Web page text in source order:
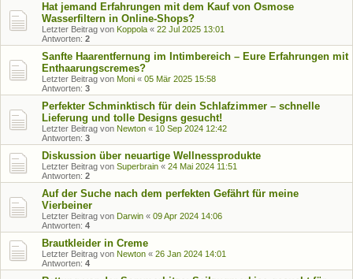
Hat jemand Erfahrungen mit dem Kauf von Osmose
Wasserfiltern in Online-Shops?
Letzter Beitrag von Koppola « 22 Jul 2025 13:01
Antworten: 2
Sanfte Haarentfernung im Intimbereich – Eure Erfahrungen mit
Enthaarungscremes?
Letzter Beitrag von Moni « 05 Mär 2025 15:58
Antworten: 3
Perfekter Schminktisch für dein Schlafzimmer – schnelle
Lieferung und tolle Designs gesucht!
Letzter Beitrag von Newton « 10 Sep 2024 12:42
Antworten: 3
Diskussion über neuartige Wellnessprodukte
Letzter Beitrag von Superbrain « 24 Mai 2024 11:51
Antworten: 2
Auf der Suche nach dem perfekten Gefährt für meine
Vierbeiner
Letzter Beitrag von Darwin « 09 Apr 2024 14:06
Antworten: 4
Brautkleider in Creme
Letzter Beitrag von Newton « 26 Jan 2024 14:01
Antworten: 4